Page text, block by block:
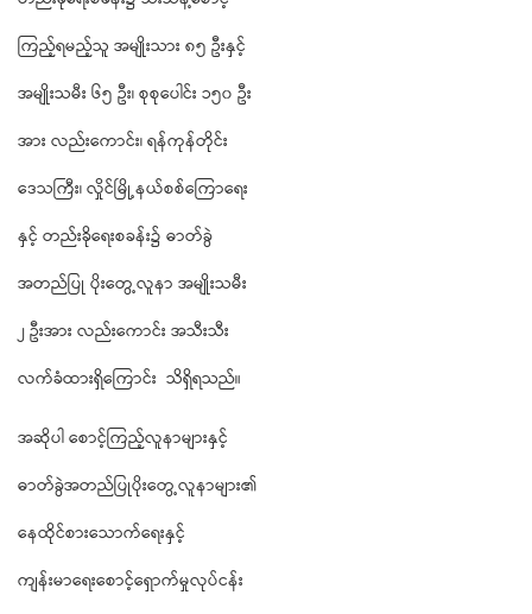
ကြည့်ရမည့်သူ အမျိုးသား ၈၅ ဦးနှင့်
အမျိုးသမီး ၆၅ ဦး၊ စုစုပေါင်း ၁၅၀ ဦး
အား လည်းကောင်း၊ ရန်ကုန်တိုင်း
ဒေသကြီး၊ လှိုင်မြို့နယ်စစ်ကြောရေး
နှင့် တည်းခိုရေးစခန်း၌ ဓာတ်ခွဲ
အတည်ပြု ပိုးတွေ့လူနာ အမျိုးသမီး
၂ ဦးအား လည်းကောင်း အသီးသီး
လက်ခံထားရှိကြောင်း သိရှိရသည်။
အဆိုပါ စောင့်ကြည့်လူနာများနှင့်
ဓာတ်ခွဲအတည်ပြုပိုးတွေ့လူနာများ၏
နေထိုင်စားသောက်ရေးနှင့်
ကျန်းမာရေးစောင့်ရှောက်မှုလုပ်ငန်း